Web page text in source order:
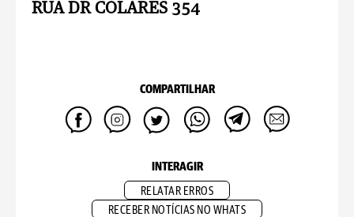
RUA DR COLARES 354
COMPARTILHAR
INTERAGIR
RELATAR ERROS
RECEBER NOTÍCIAS NO WHATS